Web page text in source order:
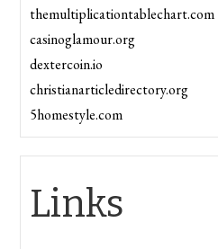
themultiplicationtablechart.com
casinoglamour.org
dextercoin.io
christianarticledirectory.org
5homestyle.com
Links